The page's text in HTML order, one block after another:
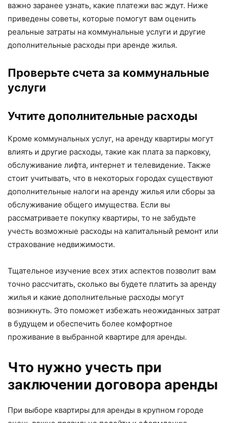
важно заранее узнать, какие платежи вас ждут. Ниже
приведены советы, которые помогут вам оценить
реальные затраты на коммунальные услуги и другие
дополнительные расходы при аренде жилья.
Проверьте счета за коммунальные
услуги
Учтите дополнительные расходы
Кроме коммунальных услуг, на аренду квартиры могут
влиять и другие расходы, такие как плата за парковку,
обслуживание лифта, интернет и телевидение. Также
стоит учитывать, что в некоторых городах существуют
дополнительные налоги на аренду жилья или сборы за
обслуживание общего имущества. Если вы
рассматриваете покупку квартиры, то не забудьте
учесть возможные расходы на капитальный ремонт или
страхование недвижимости.
Тщательное изучение всех этих аспектов позволит вам
точно рассчитать, сколько вы будете платить за аренду
жилья и какие дополнительные расходы могут
возникнуть. Это поможет избежать неожиданных затрат
в будущем и обеспечить более комфортное
проживание в выбранной квартире для аренды.
Что нужно учесть при
заключении договора аренды
При выборе квартиры для аренды в крупном городе